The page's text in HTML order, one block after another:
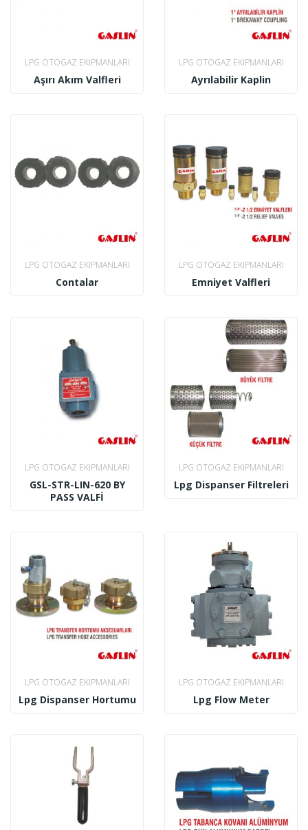
LPG OTOGAZ EKIPMANLARI
Aşırı Akım Valfleri
LPG OTOGAZ EKIPMANLARI
Ayrılabilir Kaplin
LPG OTOGAZ EKIPMANLARI
Contalar
LPG OTOGAZ EKIPMANLARI
Emniyet Valfleri
LPG OTOGAZ EKIPMANLARI
GSL-STR-LIN-620 BY
PASS VALFİ
LPG OTOGAZ EKIPMANLARI
Lpg Dispanser Filtreleri
LPG OTOGAZ EKIPMANLARI
Lpg Dispanser Hortumu
LPG OTOGAZ EKIPMANLARI
Lpg Flow Meter